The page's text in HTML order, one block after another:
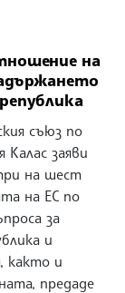
на
съюз по
заяви
на шест
на ЕС по
за
и
както и
предаде